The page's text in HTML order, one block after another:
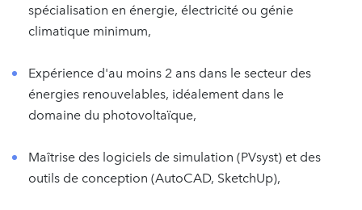
spécialisation en énergie, électricité ou génie
climatique minimum,
Expérience d'au moins 2 ans dans le secteur des
énergies renouvelables, idéalement dans le
domaine du photovoltaïque,
Maîtrise des logiciels de simulation (PVsyst) et des
outils de conception (AutoCAD, SketchUp),